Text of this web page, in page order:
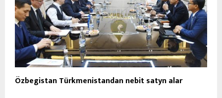
Özbegistan Türkmenistandan nebit satyn alar